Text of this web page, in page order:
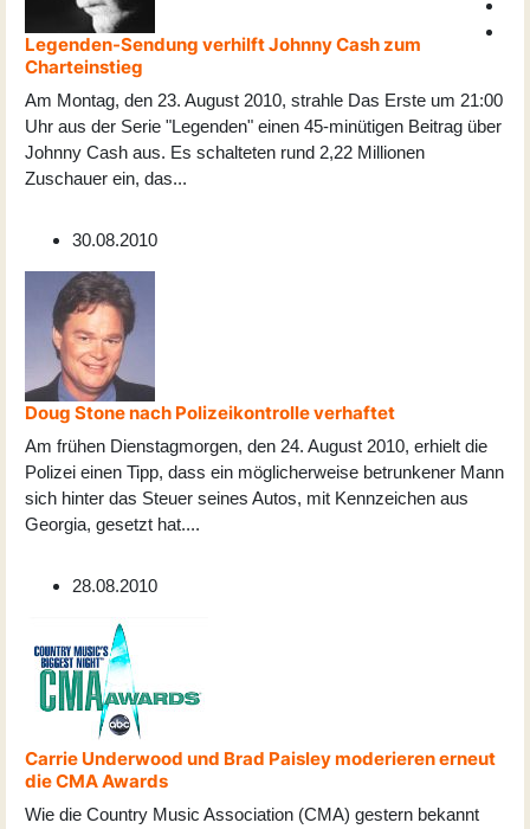
Legenden-Sendung verhilft Johnny Cash zum
Charteinstieg
Am Montag, den 23. August 2010, strahle Das Erste um 21:00
Uhr aus der Serie "Legenden" einen 45-minütigen Beitrag über
Johnny Cash aus. Es schalteten rund 2,22 Millionen
Zuschauer ein, das...
30.08.2010
Doug Stone nach Polizeikontrolle verhaftet
Am frühen Dienstagmorgen, den 24. August 2010, erhielt die
Polizei einen Tipp, dass ein möglicherweise betrunkener Mann
sich hinter das Steuer seines Autos, mit Kennzeichen aus
Georgia, gesetzt hat....
28.08.2010
Carrie Underwood und Brad Paisley moderieren erneut
die CMA Awards
Wie die Country Music Association (CMA) gestern bekannt